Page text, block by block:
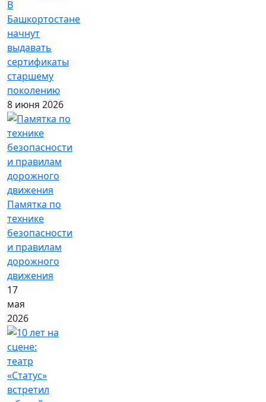
В
Башкортостане
начнут
выдавать
сертификаты
старшему
поколению
8 июня 2026
Памятка по
технике
безопасности
и правилам
дорожного
движения
17
мая
2026